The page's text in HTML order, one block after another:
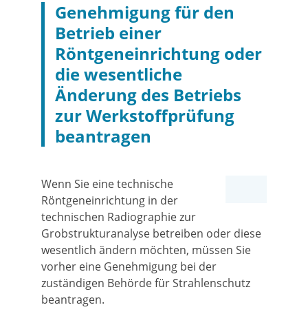
Genehmigung für den
Betrieb einer
Röntgeneinrichtung oder
die wesentliche
Änderung des Betriebs
zur Werkstoffprüfung
beantragen
Wenn Sie eine technische
Röntgeneinrichtung in der
technischen Radiographie zur
Grobstrukturanalyse betreiben oder diese
wesentlich ändern möchten, müssen Sie
vorher eine Genehmigung bei der
zuständigen Behörde für Strahlenschutz
beantragen.